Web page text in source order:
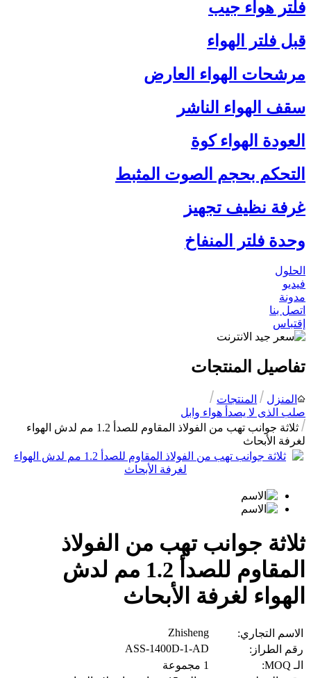
فلتر هواء جيب
قبل فلتر الهواء
مرشحات الهواء العارض
سقف الهواء الناشر
العودة الهواء كوة
التحكم بحجم الصوت المثبط
غرفة نظيف تجهيز
وحدة فلتر المنفاخ
الحلول
فيديو
مدونة
اتصل بنا
إقتباس
تفاصيل المنتجات
المنزل
المنتجات
صلب الذى لا يصدأ هواء وابل
ثلاثة جوانب تهب من الفولاذ المقاوم للصدأ 1.2 مم لدش الهواء
لغرفة الأبحاث
ثلاثة جوانب تهب من الفولاذ
المقاوم للصدأ 1.2 مم لدش
الهواء لغرفة الأبحاث
الاسم التجاري:
Zhisheng
رقم الطراز:
ASS-1400D-1-AD
الـ MOQ:
1 مجموعة